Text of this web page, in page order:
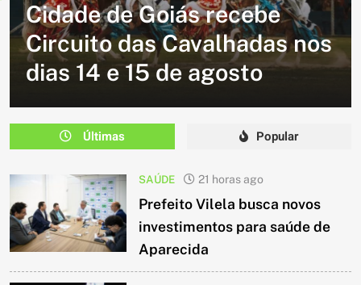
volta e promete reunir
milhares de participantes
em Caldazinha
Últimas Popular
SAÚDE 21 horas ago
Prefeito Vilela busca novos
investimentos para saúde de
Aparecida